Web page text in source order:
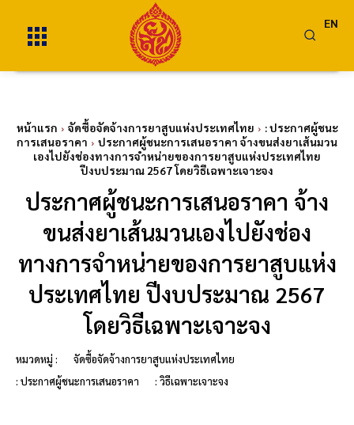
EN
หน้าแรก จัดซื้อจัดจ้างการยาสูบแห่งประเทศไทย
: ประกาศผู้ชนะ
การเสนอราคา
ประกาศผู้ชนะการเสนอราคา จ้างขนส่งยาเส้นมวน
เองไปยังช่องทางการจำหน่ายของการยาสูบแห่งประเทศไทย
ปีงบประมาณ 2567 โดยวิธีเฉพาะเจาะจง
ประกาศผู้ชนะการเสนอราคา จ้าง
ขนส่งยาเส้นมวนเองไปยังช่อง
ทางการจำหน่ายของการยาสูบแห่ง
ประเทศไทย ปีงบประมาณ 2567
โดยวิธีเฉพาะเจาะจง
หมวดหมู่ :
จัดซื้อจัดจ้างการยาสูบแห่งประเทศไทย
: ประกาศผู้ชนะการเสนอราคา
: วิธีเฉพาะเจาะจง